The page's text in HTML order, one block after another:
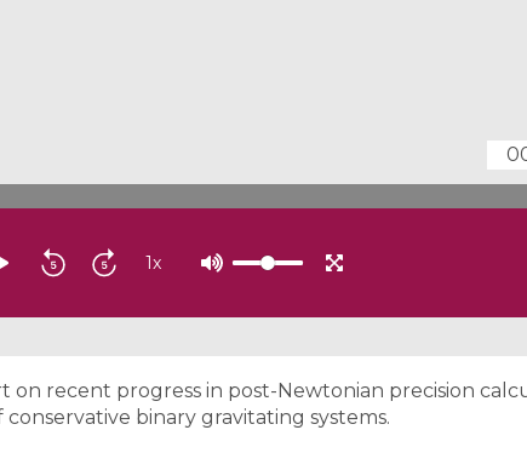
1x
on recent progress in post-Newtonian precision
conservative binary gravitating systems.